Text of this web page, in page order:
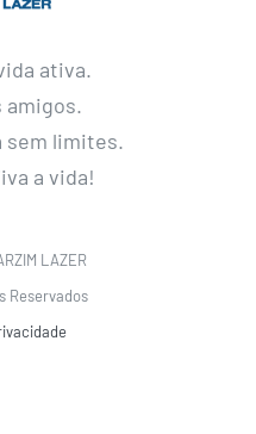
ativa.
amigos.
sem limites.
a vida!
LAZER
Reservados